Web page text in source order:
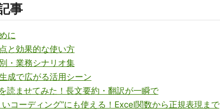
事
に
と効果的な使い方
・業務シナリオ集
成で広がる活用シーン
を読ませてみた！長文要約・翻訳が一瞬で
いコーディング”にも使える！Excel関数から正規表現まで